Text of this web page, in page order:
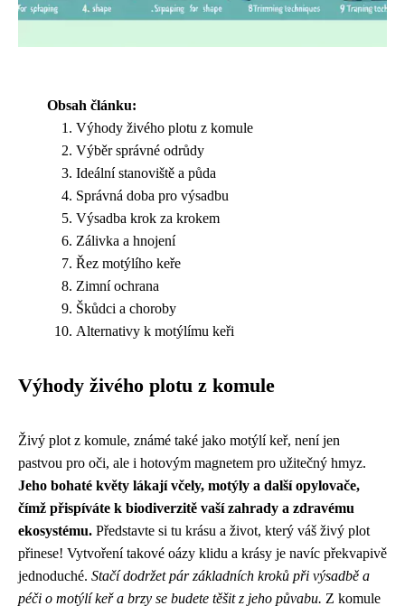
Obsah článku:
Výhody živého plotu z komule
Výběr správné odrůdy
Ideální stanoviště a půda
Správná doba pro výsadbu
Výsadba krok za krokem
Zálivka a hnojení
Řez motýlího keře
Zimní ochrana
Škůdci a choroby
Alternativy k motýlímu keři
Výhody živého plotu z komule
Živý plot z komule, známé také jako motýlí keř, není jen
pastvou pro oči, ale i hotovým magnetem pro užitečný hmyz.
Jeho bohaté květy lákají včely, motýly a další opylovače,
čímž přispíváte k biodiverzitě vaší zahrady a zdravému
ekosystému. Představte si tu krásu a život, který váš živý plot
přinese! Vytvoření takové oázy klidu a krásy je navíc překvapivě
jednoduché. Stačí dodržet pár základních kroků při výsadbě a
péči o motýlí keř a brzy se budete těšit z jeho půvabu. Z komule